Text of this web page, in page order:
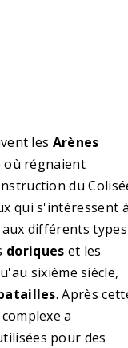
les Arènes
où régnaient
du
qui s'intéressent à
différents types
doriques et les
sixième siècle,
. Après
a
pour des